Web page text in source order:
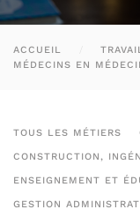
ACCUEIL
MÉDECINS EN
TOUS LES MÉTIERS
CONSTRUCTION,
ENSEIGNEMENT ET
GESTION